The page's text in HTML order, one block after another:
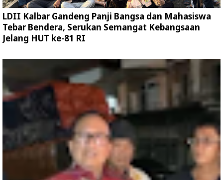
LDII Kalbar Gandeng Panji Bangsa dan Mahasiswa
Tebar Bendera, Serukan Semangat Kebangsaan
Jelang HUT ke-81 RI